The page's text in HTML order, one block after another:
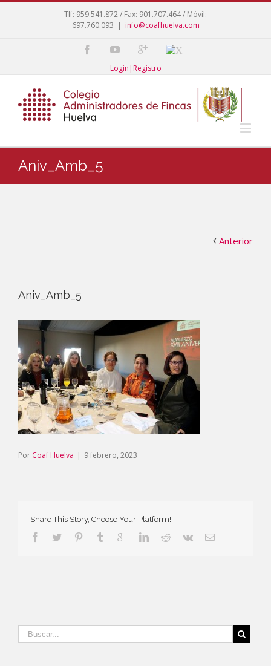
Tlf: 959.541.872 / Fax: 901.707.464 / Móvil:
697.760.093 | info@coafhuelva.com
Login|Registro
Aniv_Amb_5
Anterior
Aniv_Amb_5
Por Coaf Huelva | 9 febrero, 2023
Share This Story, Choose Your Platform!